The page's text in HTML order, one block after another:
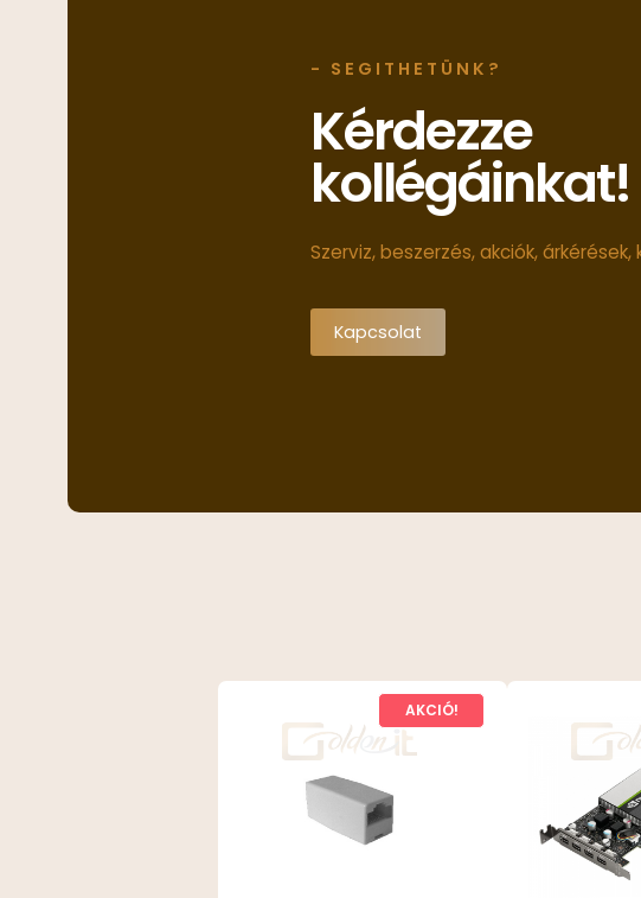
- SEGITHETÜNK?
Kérdezze
kollégáinkat!
Szerviz, beszerzés, akciók,
Kapcsolat
AKCIÓ!